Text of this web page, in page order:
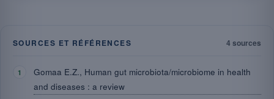
SOURCES ET RÉFÉRENCES 4 sources
Gomaa E.Z., Human gut microbiota/microbiome in health
and diseases : a review